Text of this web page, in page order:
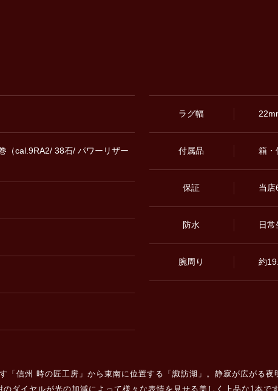
（cal.9RA2/ 38石/ パワーリザー
ラグ幅
付属品 箱・
保証 当店
防水 日
腕周り 約
「信州 時の匠工房」から東南に位置する「諏訪湖」。静寂が広がる
ダイヤルが光の加減によって様々な表情を見せる美しく上品な1本